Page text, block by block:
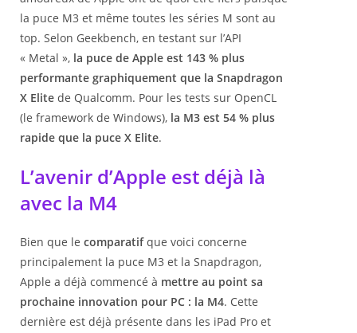
la puce M3 et même toutes les séries M sont au
top. Selon Geekbench, en testant sur l’API
« Metal », la puce de Apple est 143 % plus
performante graphiquement que la Snapdragon
X Elite de Qualcomm. Pour les tests sur OpenCL
(le framework de Windows), la M3 est 54 % plus
rapide que la puce X Elite.
L’avenir d’Apple est déjà là
avec la M4
Bien que le comparatifque voici concerne
principalement la puce M3 et la Snapdragon,
Apple a déjà commencé à mettre au point sa
prochaine innovation pour PC : la M4. Cette
dernière est déjà présente dans les iPad Pro et